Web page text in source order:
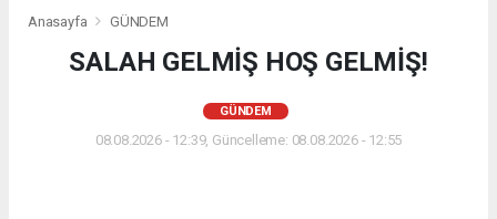
Anasayfa GÜNDEM
SALAH GELMİŞ HOŞ GELMİŞ!
GÜNDEM
08.08.2026 - 12:39, Güncelleme: 08.08.2026 - 12:55